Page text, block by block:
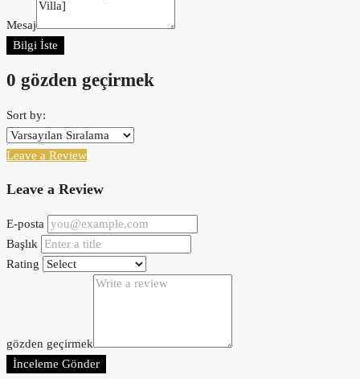
Mesaj
Bilgi İste
0 gözden geçirmek
Sort by:
Leave a Review
Leave a Review
E-posta
Başlık
Rating
gözden geçirmek
İnceleme Gönder